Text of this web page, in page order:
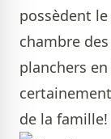
possèdent
chambre
planchers
de la famille!